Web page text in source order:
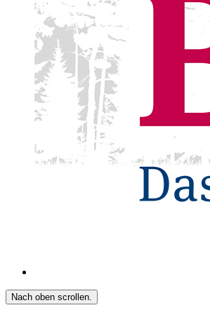
Nach oben scrollen.